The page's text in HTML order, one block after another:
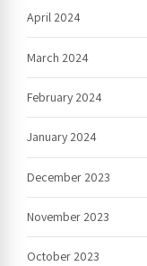
April 2024
March 2024
February 2024
January 2024
December 2023
November 2023
October 2023